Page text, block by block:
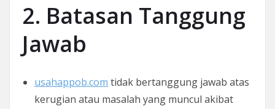
2. Batasan Tanggung
Jawab
usahappob.com tidak bertanggung jawab atas
kerugian atau masalah yang muncul akibat